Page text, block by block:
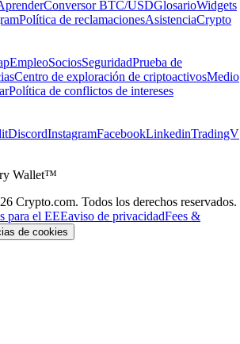
Conversor BTC/USDGlosarioWidgets
Política de reclamacionesAsistenciaCrypto
EmpleoSociosSeguridadPrueba de
Centro de exploración de criptoactivosMedio
Política de conflictos de intereses
DiscordInstagramFacebookLinkedinTradingV
Wallet™
Crypto.com. Todos los derechos reservados.
para el EEEaviso de privacidadFees &
de cookies